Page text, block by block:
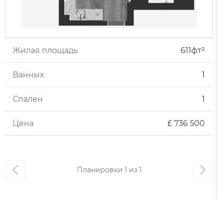
Планировки 1 из 1
Жилая площадь 611фт²
Ванных 1
Спален 1
Цена £ 736 500